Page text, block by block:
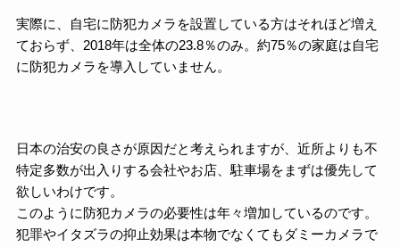
実際に、自宅に防犯カメラを設置している方はそれほど増え
ておらず、2018年は全体の23.8％のみ。約75％の家庭は自宅
に防犯カメラを導入していません。
日本の治安の良さが原因だと考えられますが、近所よりも不
特定多数が出入りする会社やお店、駐車場をまずは優先して
欲しいわけです。
このように防犯カメラの必要性は年々増加しているのです。
犯罪やイタズラの抑止効果は本物でなくてもダミーカメラで